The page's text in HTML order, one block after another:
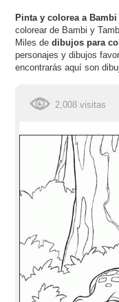
Pinta y colorea a
colorear de Bambi y
Miles dedibujos para
personajes y dibujos
encontrarás aquí son
2,008 visitas